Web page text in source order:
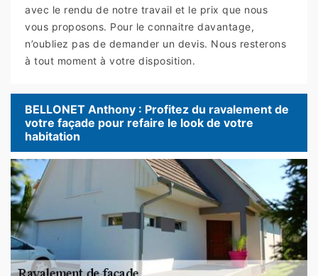
avec le rendu de notre travail et le prix que nous
vous proposons. Pour le connaitre davantage,
n’oubliez pas de demander un devis. Nous resterons
à tout moment à votre disposition.
BELLONET Anthony : Profitez du ravalement de
votre façade pour refaire le look de votre
habitation